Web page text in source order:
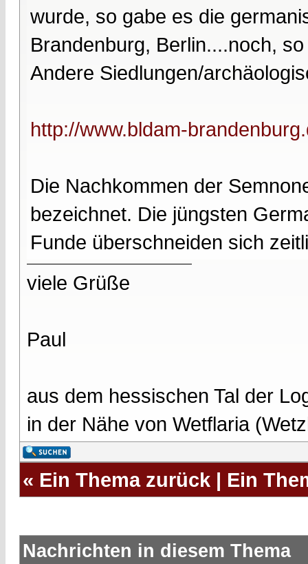
wurde, so gabe es die
Brandenburg, Berlin....noch,
Andere Siedlungen/
http://www.bldam-
Die Nachkommen der
bezeichnet. Die jüngsten
Funde überschneiden sich
viele Grüße
Paul
aus dem hessischen Tal der
in der Nähe von Wetflaria
« Ein Thema zurück | Ein
Nachrichten in diesem Thema